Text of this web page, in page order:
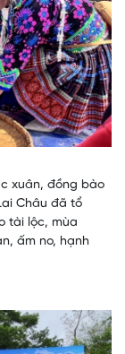
xuân, đồng bào
Châu đã tổ
tài lộc, mùa
ấm no, hạnh